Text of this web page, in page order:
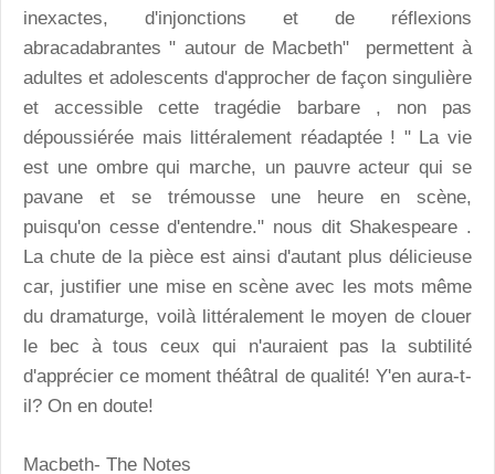
inexactes, d'injonctions et de réflexions
abracadabrantes " autour de Macbeth" permettent à
adultes et adolescents d'approcher de façon singulière
et accessible cette tragédie barbare , non pas
dépoussiérée mais littéralement réadaptée ! " La vie
est une ombre qui marche, un pauvre acteur qui se
pavane et se trémousse une heure en scène,
puisqu'on cesse d'entendre." nous dit Shakespeare .
La chute de la pièce est ainsi d'autant plus délicieuse
car, justifier une mise en scène avec les mots même
du dramaturge, voilà littéralement le moyen de clouer
le bec à tous ceux qui n'auraient pas la subtilité
d'apprécier ce moment théâtral de qualité! Y'en aura-t-
il? On en doute!
Macbeth- The Notes